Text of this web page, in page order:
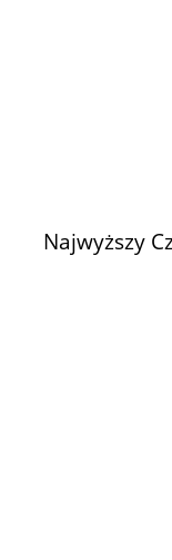
Najwyższy